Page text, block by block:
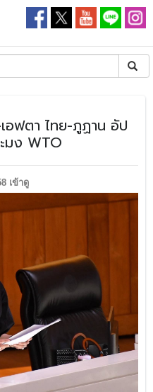
อฟตา ไทย-ภูฏาน อัป
มง WTO
เข้าดู